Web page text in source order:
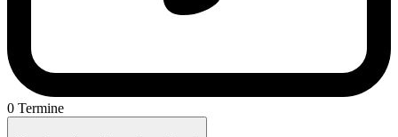
0 Termine